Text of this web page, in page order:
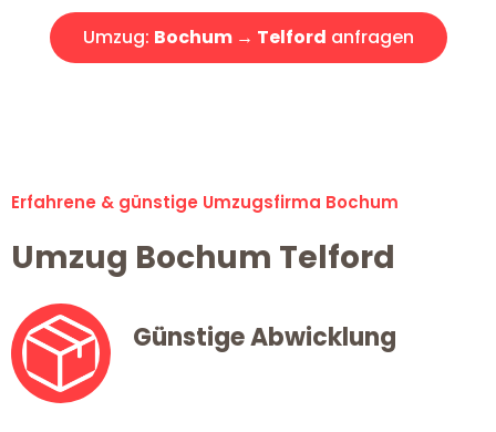
Umzug: Bochum → Telford anfragen
Erfahrene & günstige Umzugsfirma Bochum
Umzug Bochum Telford
Günstige Abwicklung